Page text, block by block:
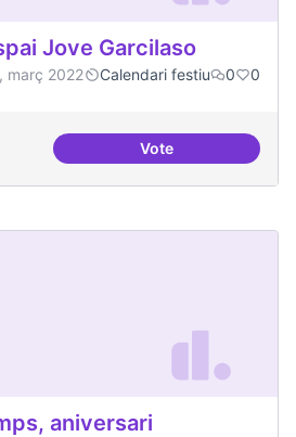
Jove Garcilaso
març 2022 Calendari festiu 0 0
VoteActivitats a l'Espai
aniversari